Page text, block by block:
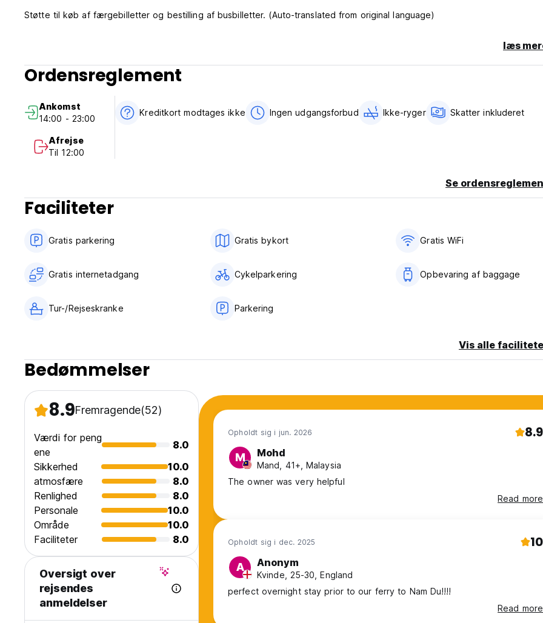
Støtte til køb af færgebilletter og bestilling af busbilletter. (Auto-translated from original language)
læs
Ordensreglement
Ankomst
14:00 - 23:00
Afrejse
Til 12:00
Kreditkort modtages ikke Ingen udgangsforbud Ikke-ryger Skatter inkluderet
Se
Faciliteter
Gratis parkering Gratis bykort Gratis WiFi
Gratis internetadgang Cykelparkering Opbevaring af baggage
Tur-/Rejseskranke Parkering
Vis alle
Bedømmelser
8.9Fremragende(52)
Værdi for peng
ene
8.0
Sikkerhed
10.0
atmosfære
8.0
Renlighed
8.0
Personale
10.0
Område
10.0
Faciliteter
8.0
Oversigt over
rejsendes
anmeldelser
Opholdt sig i jun. 2026 8.9
M Mohd
Mand, 41+, Malaysia
The owner was very helpful
Read more
Opholdt sig i dec. 2025 10
A Anonym
Kvinde, 25-30, England
perfect overnight stay prior to our ferry to Nam Du!!!!
Read more